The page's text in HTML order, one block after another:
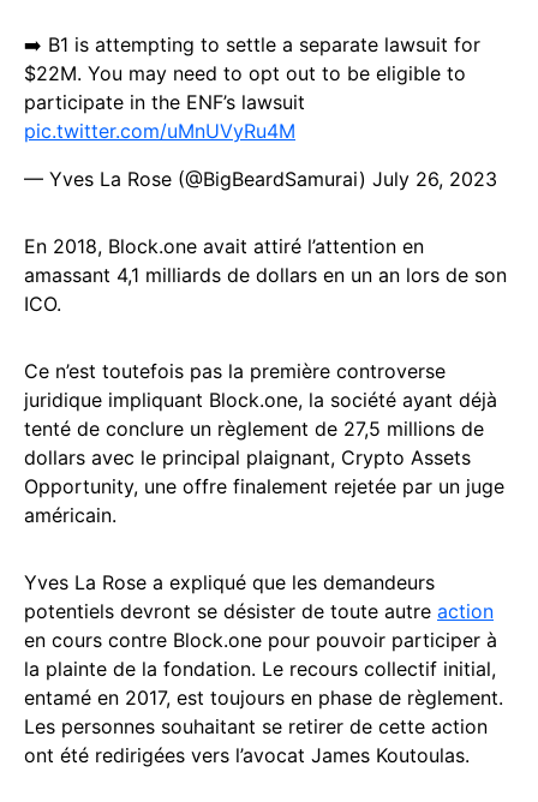
➡️ B1 is attempting to settle a separate lawsuit for
$22M. You may need to opt out to be eligible to
participate in the ENF’s lawsuit
pic.twitter.com/uMnUVyRu4M
— Yves La Rose (@BigBeardSamurai) July 26, 2023
En 2018, Block.one avait attiré l’attention en
amassant 4,1 milliards de dollars en un an lors de son
ICO.
Ce n’est toutefois pas la première controverse
juridique impliquant Block.one, la société ayant déjà
tenté de conclure un règlement de 27,5 millions de
dollars avec le principal plaignant, Crypto Assets
Opportunity, une offre finalement rejetée par un juge
américain.
Yves La Rose a expliqué que les demandeurs
potentiels devront se désister de toute autre action
en cours contre Block.one pour pouvoir participer à
la plainte de la fondation. Le recours collectif initial,
entamé en 2017, est toujours en phase de règlement.
Les personnes souhaitant se retirer de cette action
ont été redirigées vers l’avocat James Koutoulas.